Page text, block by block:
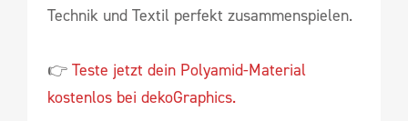
Technik und Textil perfekt zusammenspielen.
👉 Teste jetzt dein Polyamid-Material
kostenlos bei dekoGraphics.